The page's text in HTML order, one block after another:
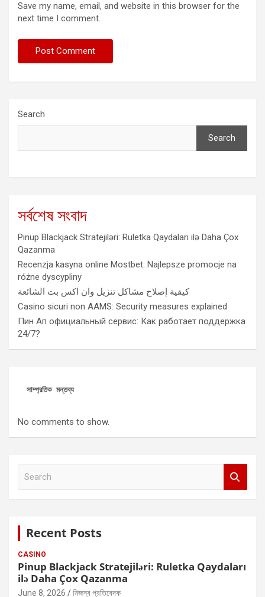
Save my name, email, and website in this browser for the
next time I comment.
Search
Search
সর্বশেষ সংবাদ
Pinup Blackjack Stratejiləri: Ruletka Qaydaları ilə Daha Çox
Qazanma
Recenzja kasyna online Mostbet: Najlepsze promocje na
różne dyscypliny
كيفية إصلاح مشاكل تنزيل وان اكس بت الشائعة
Casino sicuri non AAMS: Security measures explained
Пин Ап официальный сервис: Как работает поддержка
24/7?
সাম্প্রতিক মন্তব্য
No comments to show.
Recent Posts
CASINO
Pinup Blackjack Stratejiləri: Ruletka Qaydaları
ilə Daha Çox Qazanma
June 8, 2026 নিজস্ব প্রতিবেদক